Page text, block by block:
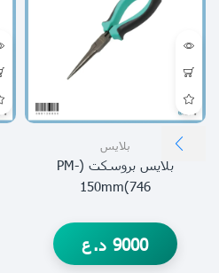
بلايس
بلايس بروسكت (PM-
746)150mm
9000 د.ع